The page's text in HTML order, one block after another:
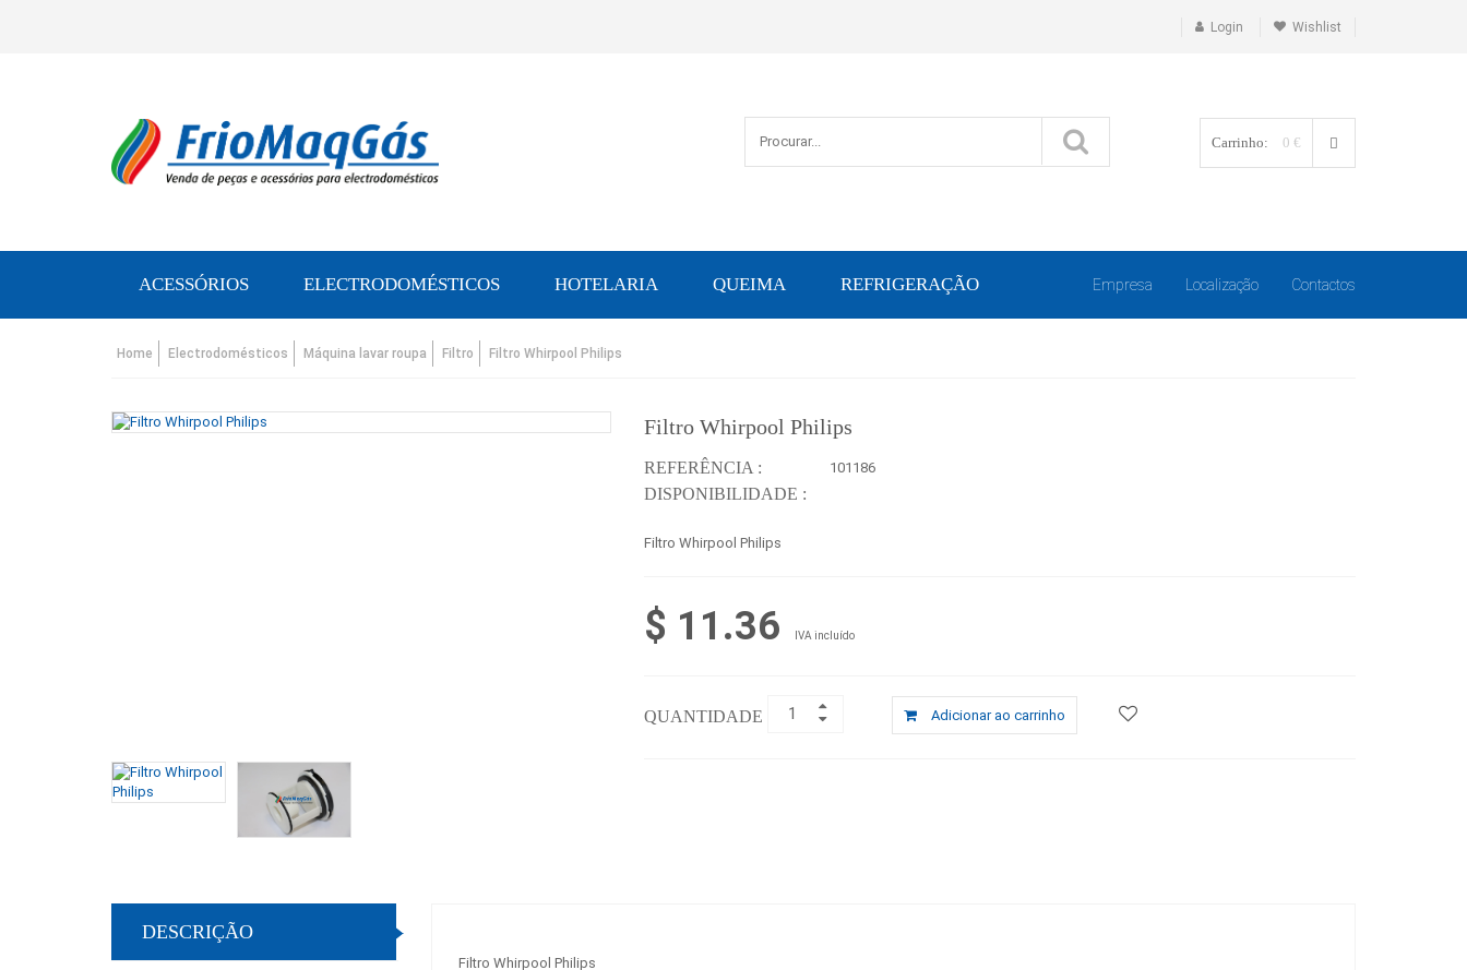
Login Wishlist
Carrinho: 0 €
ACESSÓRIOS ELECTRODOMÉSTICOS HOTELARIA QUEIMA REFRIGERAÇÃO Contactos
Localização
Empresa
Home Electrodomésticos Máquina lavar roupa Filtro Filtro Whirpool Philips
Filtro Whirpool Philips
REFERÊNCIA : 101186
DISPONIBILIDADE :
Filtro Whirpool Philips
$ 11.36 IVA incluído
QUANTIDADE : Adicionar ao carrinho
DESCRIÇÃO
Filtro Whirpool Philips